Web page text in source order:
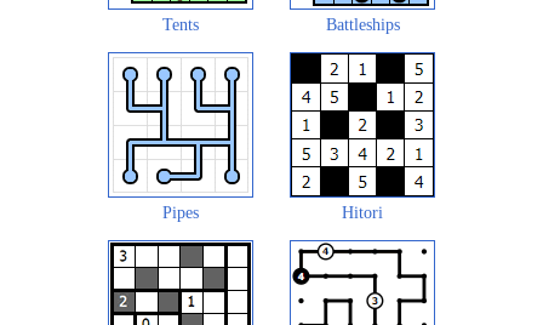
Tents Battleships
Pipes Hitori